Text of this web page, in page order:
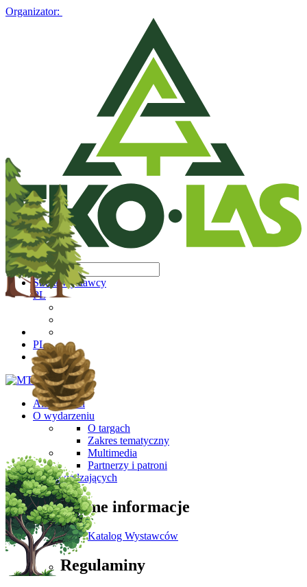
Organizator:
Strefa Wystawcy
PL
PL
Aktualności
O wydarzeniu
O targach
Zakres tematyczny
Multimedia
Partnerzy i patroni
Dla Zwiedzających
Ważne informacje
Katalog Wystawców
Regulaminy